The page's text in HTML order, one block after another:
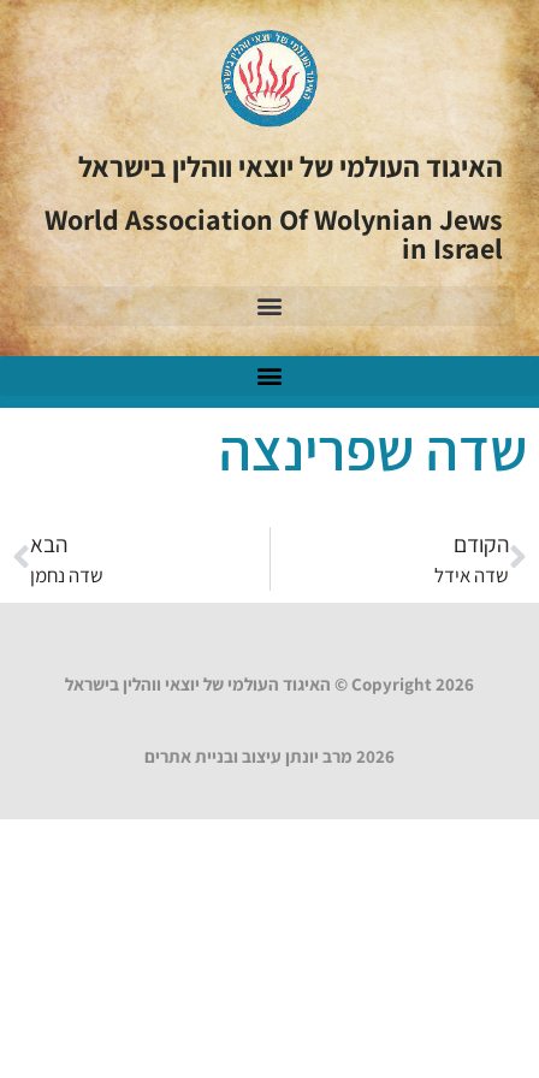
האיגוד העולמי של יוצאי ווהלין בישראל
World Association Of Wolynian Jews
in Israel
שדה שפרינצה
הקודם
שדה אידל
הבא
שדה נחמן
Copyright 2026 © האיגוד העולמי של יוצאי ווהלין בישראל
2026 מרב יונתן עיצוב ובניית אתרים